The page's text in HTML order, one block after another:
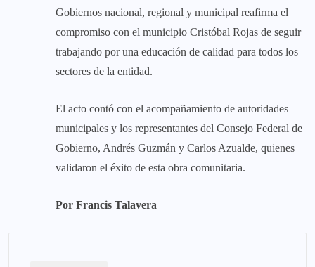
Gobiernos nacional, regional y municipal reafirma el
compromiso con el municipio Cristóbal Rojas de seguir
trabajando por una educación de calidad para todos los
sectores de la entidad.
El acto contó con el acompañamiento de autoridades
municipales y los representantes del Consejo Federal de
Gobierno, Andrés Guzmán y Carlos Azualde, quienes
validaron el éxito de esta obra comunitaria.
Por Francis Talavera